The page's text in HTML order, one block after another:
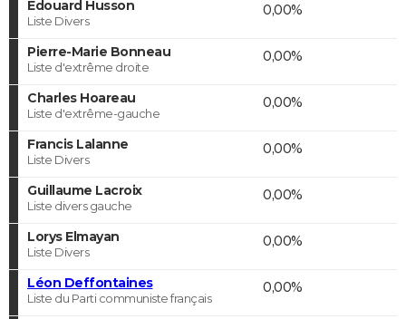
Edouard Husson
Liste Divers
0,00%
Pierre-Marie Bonneau
Liste d'extrême droite
0,00%
Charles Hoareau
Liste d'extrême-gauche
0,00%
Francis Lalanne
Liste Divers
0,00%
Guillaume Lacroix
Liste divers gauche
0,00%
Lorys Elmayan
Liste Divers
0,00%
Léon Deffontaines
Liste du Parti communiste français
0,00%